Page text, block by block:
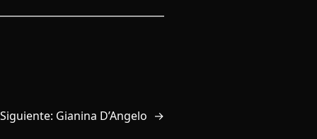
Siguiente: Gianina D’Angelo →